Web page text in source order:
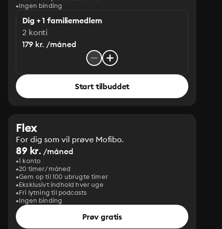
Ingen binding
Dig + 1 familiemedlem
2 konti
179 kr. /måned
Start tilbuddet
Flex
For dig som vil prøve Mofibo.
89 kr. /måned
1 konto
20 timer/måned
Gem op til 100 ubrugte timer
Eksklusivt indhold hver uge
Fri lytning til podcasts
Ingen binding
Prøv gratis